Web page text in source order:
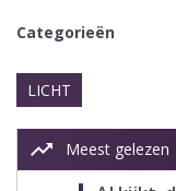
Categorieën
LICHT
trending_up Meest gelezen